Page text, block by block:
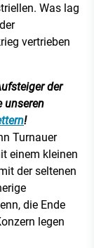
Was lag
vertrieben
der
unseren
!
Turnauer
einem kleinen
der seltenen
die Ende
legen